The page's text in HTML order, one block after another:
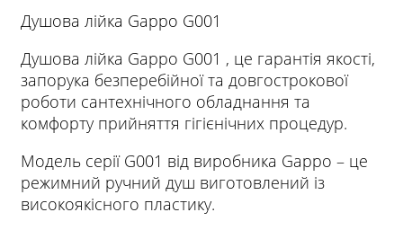
Душова лійка Gappo G001
Душова лійка Gappo G001 , це гарантія якості,
запорука безперебійної та довгострокової
роботи сантехнічного обладнання та
комфорту прийняття гігієнічних процедур.
Модель серії G001 від виробника Gappo – це
режимний ручний душ виготовлений із
високоякісного пластику.